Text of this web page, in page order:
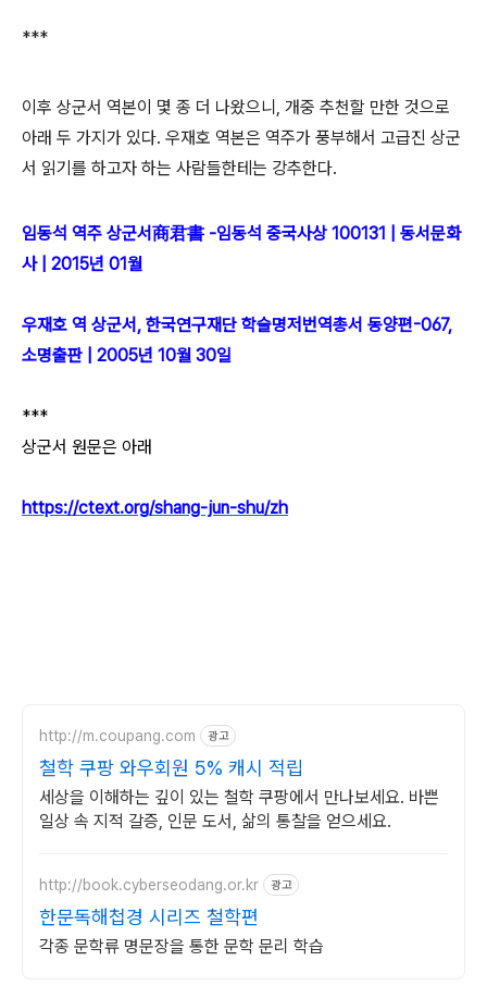
***
이후 상군서 역본이 몇 종 더 나왔으니, 개중 추천할 만한 것으로
아래 두 가지가 있다. 우재호 역본은 역주가 풍부해서 고급진 상군
서 읽기를 하고자 하는 사람들한테는 강추한다.
임동석 역주 상군서商君書 -임동석 중국사상 100131 | 동서문화
사 | 2015년 01월
우재호 역 상군서, 한국연구재단 학술명저번역총서 동양편-067,
소명출판 | 2005년 10월 30일
***
상군서 원문은 아래
https://ctext.org/shang-jun-shu/zh
http://m.coupang.com 광고
철학 쿠팡 와우회원 5% 캐시 적립
세상을 이해하는 깊이 있는 철학 쿠팡에서 만나보세요. 바쁜
일상 속 지적 갈증, 인문 도서, 삶의 통찰을 얻으세요.
http://book.cyberseodang.or.kr 광고
한문독해첩경 시리즈 철학편
각종 문학류 명문장을 통한 문학 문리 학습